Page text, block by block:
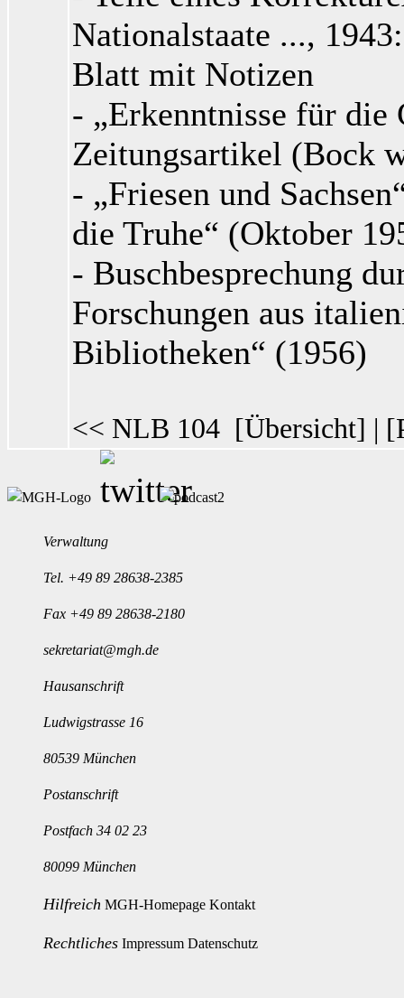
Nationalstaate ...,
Blatt mit Notizen
- „Erkenntnisse für die
Zeitungsartikel (Bock
- „Friesen und
die Truhe“ (Oktober
- Buschbesprechung
Forschungen aus
Bibliotheken“ (1956)
<< NLB 104 [Übersicht] | [
Verwaltung
Tel. +49 89 28638-2385
Fax +49 89 28638-2180
sekretariat@mgh.de
Hausanschrift
Ludwigstrasse 16
80539 München
Postanschrift
Postfach 34 02 23
80099 München
Hilfreich MGH-Homepage Kontakt
Rechtliches Impressum Datenschutz